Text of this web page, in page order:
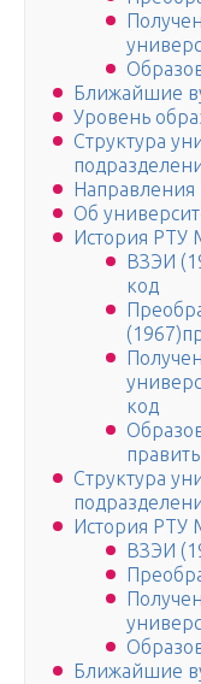
Ближайшие
Уровень
Структура
Направления
Об
История РТУ
ВЗЭИ
код
код
Структура
История РТУ
ВЗЭИ
Ближайшие